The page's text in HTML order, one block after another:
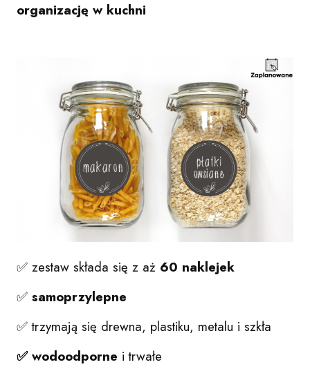
organizację w kuchni
✅ zestaw składa się z aż 60 naklejek
✅ samoprzylepne
✅ trzymają się drewna, plastiku, metalu i szkła
✅ wodoodporne i trwałe